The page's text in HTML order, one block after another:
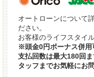
オートローンについて
ださい。
お客様のライフスタイ
※頭金0円ボーナス併用
支払回数は最大180回
タッフまでお気軽にお